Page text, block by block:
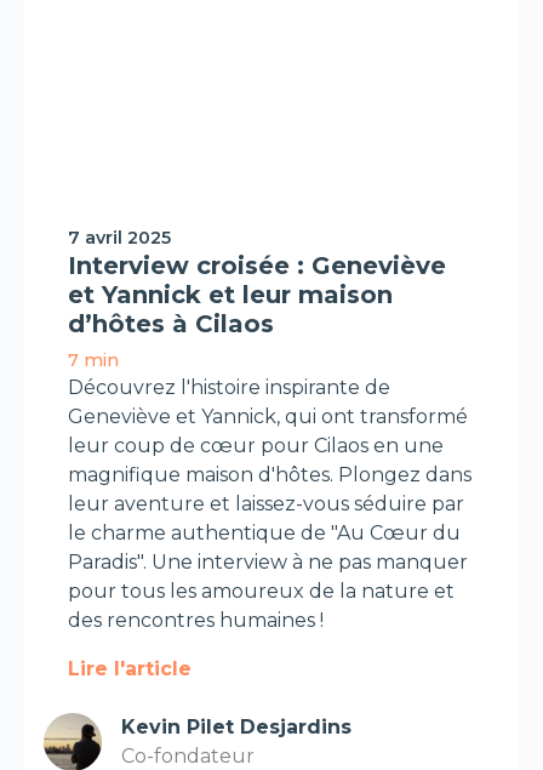
Interview/Podcast
7 avril 2025
Interview croisée : Geneviève
et Yannick et leur maison
d’hôtes à Cilaos
7 min
Découvrez l'histoire inspirante de
Geneviève et Yannick, qui ont transformé
leur coup de cœur pour Cilaos en une
magnifique maison d'hôtes. Plongez dans
leur aventure et laissez-vous séduire par
le charme authentique de "Au Cœur du
Paradis". Une interview à ne pas manquer
pour tous les amoureux de la nature et
des rencontres humaines !
Lire l'article
Kevin Pilet Desjardins
Co-fondateur